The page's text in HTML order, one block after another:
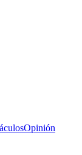
Opinión